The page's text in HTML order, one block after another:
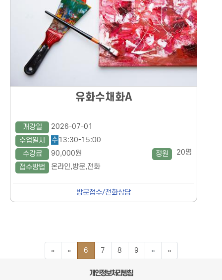
방문접수/전화상담
유화수채화A
개강일
2026-07-01
수업일시
수13:30-15:00
수강료
90,000원 정원
20명
접수방법
온라인,방문,전화
«맨처음 페이지
«이전5페이지
6 7 8 9 »다음5페이지
»맨끝 페이지
개인정보처리방침